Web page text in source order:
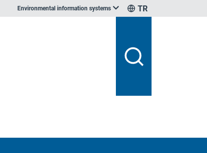
Environmental information systems TR